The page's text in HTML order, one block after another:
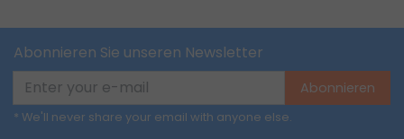
Abonnieren Sie unseren Newsletter
Abonnieren
* We'll never share your email with anyone else.